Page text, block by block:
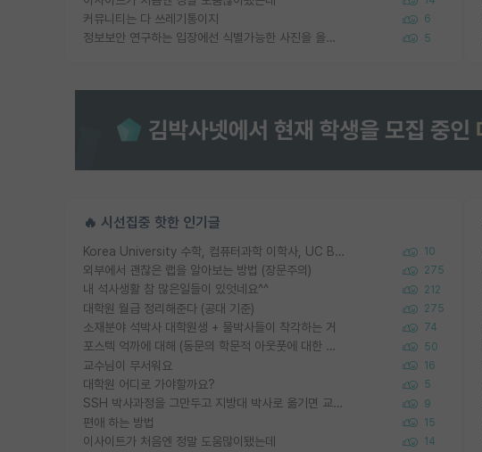
커뮤니티는 다 쓰레기통이지 6
정보보안 연구하는 입장에선 식별가능한 사진을 올리는건 비추이긴함 5
🔥 시선집중 핫한 인기글
Korea University 수학, 컴퓨터과학 이학사, UC Berkeley 산업공학 대학원 공학박사가 되는 것은 쉽지 않겠죠? 10
외부에서 괜찮은 랩을 알아보는 방법 (장문주의) 275
내 석사생활 참 많은일들이 있엇네요^^ 212
대학원 월급 정리해준다 (공대 기준) 275
소재분야 석박사 대학원생 + 물박사들이 착각하는 거 74
포스텍 억까에 대해 (동문의 학문적 아웃풋에 대한 반박) 50
교수님이 무서워요 16
대학원 어디로 가야할까요? 5
SSH 박사과정을 그만두고 지방대 박사로 옮기면 교수의 꿈은 끝일까요? 9
편애 하는 방법 15
이사이트가 처음엔 정말 도움많이됐는데 14